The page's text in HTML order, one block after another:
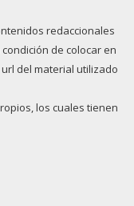
redaccionales
de colocar en
del material utilizado
los cuales tienen